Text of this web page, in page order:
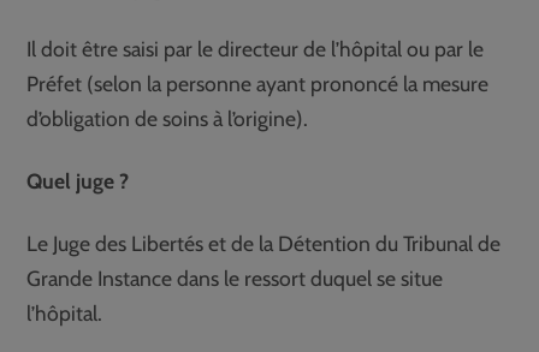
Il doit être saisi par le directeur de l’hôpital ou par le
Préfet (selon la personne ayant prononcé la mesure
d’obligation de soins à l’origine).
Quel juge ?
Le Juge des Libertés et de la Détention du Tribunal de
Grande Instance dans le ressort duquel se situe
l’hôpital.